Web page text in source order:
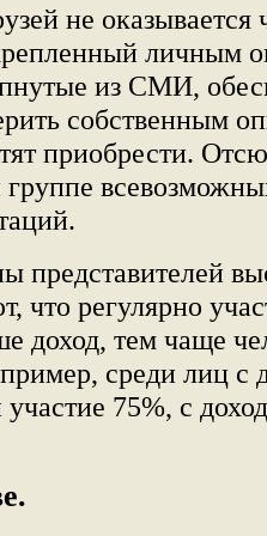
не оказывается
личным
из СМИ,
собственным
приобрести.
представителей
что регулярно
доход, тем чаще
среди лиц с
75%, с